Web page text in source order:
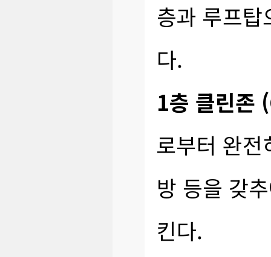
층과 루프탑
다.
1층 클린
로부터 완
방 등을 갖
킨다.